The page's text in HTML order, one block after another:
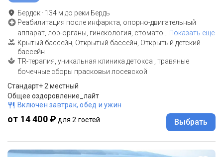
Бердск · 134 м до реки Бердь
Реабилитация после инфаркта, опорно-двигательный
аппарат, лор-органы, гинекология, стомато
Показать еще
Крытый бассейн, Открытый бассейн, Открытый детский
бассейн
TR-терапия, уникальная клиника детокса , травяные
бочечные сборы прасковьи лосевской
Стандарт+ 2 местный
Общее оздоровление_лайт
Включен завтрак, обед и ужин
от 14 400 ₽ для 2 гостей Выбрать